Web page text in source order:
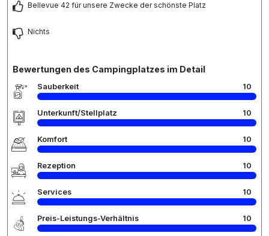
Bellevue 42 für unsere Zwecke der schönste Platz
Nichts
Bewertungen des Campingplatzes im Detail
Sauberkeit 10
Unterkunft/Stellplatz 10
Komfort 10
Rezeption 10
Services 10
Preis-Leistungs-Verhältnis 10